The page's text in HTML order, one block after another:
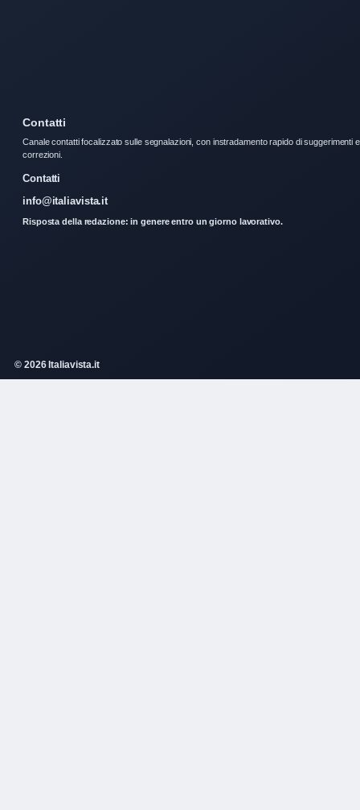
Contatti
Canale contatti focalizzato sulle segnalazioni, con instradamento rapido di suggerimenti e
correzioni.
Contatti
info@italiavista.it
Risposta della redazione: in genere entro un giorno lavorativo.
© 2026 Italiavista.it